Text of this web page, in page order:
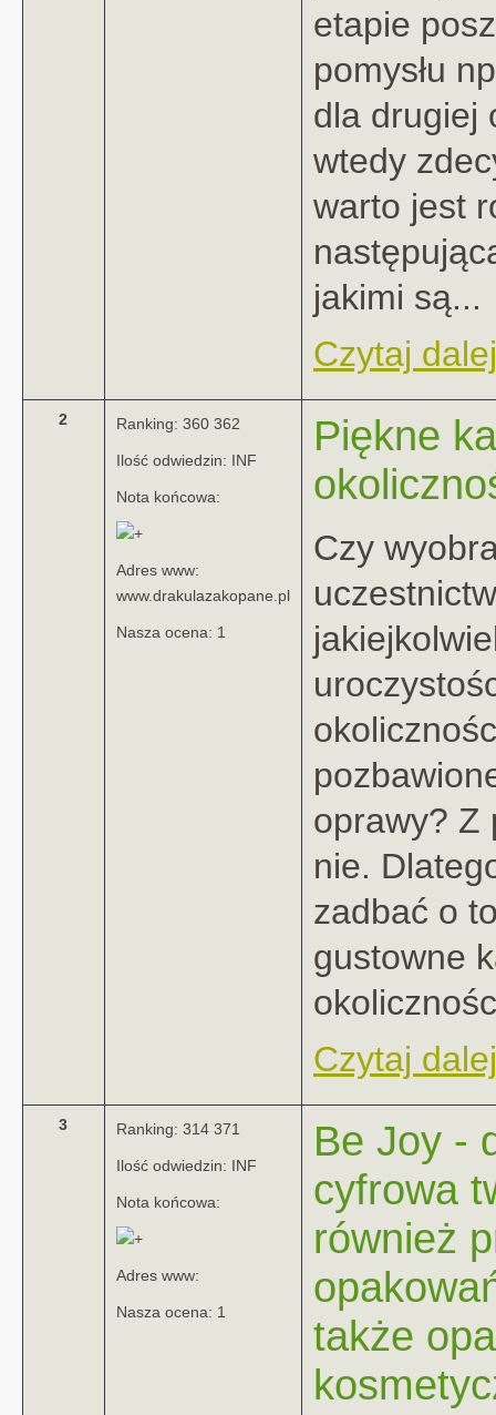
etapie
pomysłu
dla drugiej
wtedy
warto jest
jakimi są...
Czytaj
2 Ranking: 360 362
Ilość odwiedzin: INF
Nota końcowa:
Adres www:
www.drakulazakopane.pl
Nasza ocena: 1
Piękne
Czy
oprawy? Z
nie.
zadbać o
gustowne
Czytaj
3 Ranking: 314 371
Ilość odwiedzin: INF
Nota końcowa:
Adres www:
Nasza ocena: 1
Be Joy -
cyfrowa
również
także